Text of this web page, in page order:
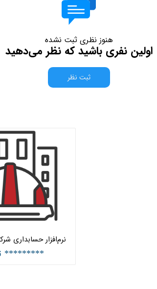
هنوز نظری ثبت نشده
اولین نفری باشید که نظر می‌دهید
ثبت نظر
*********